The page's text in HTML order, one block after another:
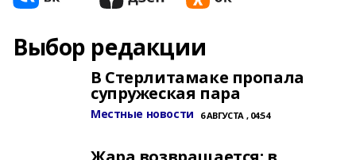
Выбор редакции
В Стерлитамаке пропала
супружеская пара
Местные новости 6 АВГУСТА , 04:54